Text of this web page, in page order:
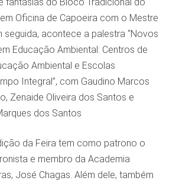
Oficina de Capoeira com o Mestre
seguida, acontece a palestra “Novos
Educação Ambiental: Centros de
Ambiental e Escolas
Integral”, com Gaudino Marcos
Zenaide Oliveira dos Santos e
dos Santos
da Feira tem como patrono o
e membro da Academia
José Chagas. Além dele, também